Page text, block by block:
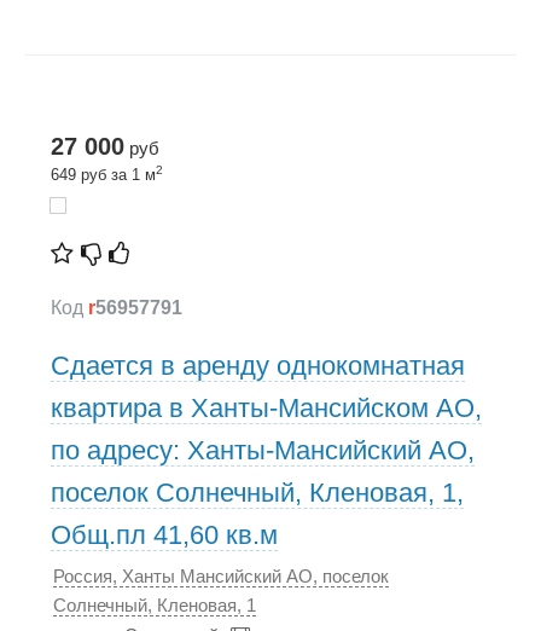
27 000 руб
649 руб за 1 м2
Код r56957791
Сдается в аренду однокомнатная
квартира в Ханты-Мансийском АО,
по адресу: Ханты-Мансийский АО,
поселок Солнечный, Кленовая, 1,
Общ.пл 41,60 кв.м
Россия, Ханты Мансийский АО, поселок
Солнечный, Кленовая, 1